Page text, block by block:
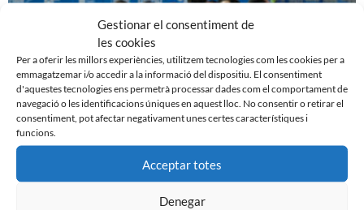
Gestionar el consentiment de
les cookies
Per a oferir les millors experiències, utilitzem tecnologies com les cookies per a
emmagatzemar i/o accedir a la informació del dispositiu. El consentiment
d'aquestes tecnologies ens permetrà processar dades com el comportament de
navegació o les identificacions úniques en aquest lloc. No consentir o retirar el
consentiment, pot afectar negativament unes certes característiques i
funcions.
Acceptar totes
Denegar
PRÈVIA | CE SABADELL – CULTURAL LEONESA